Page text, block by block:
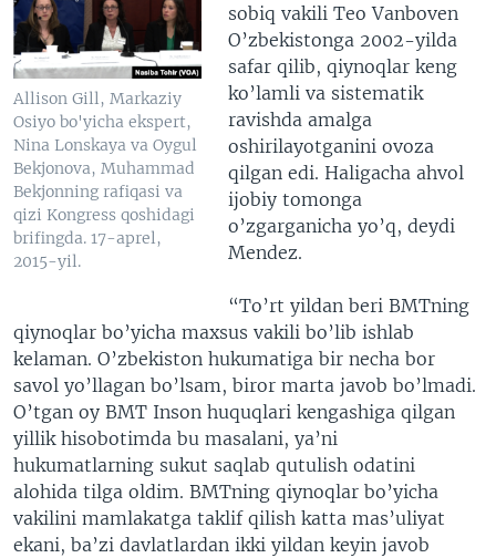
Allison Gill, Markaziy
Osiyo bo'yicha ekspert,
Nina Lonskaya va Oygul
Bekjonova, Muhammad
Bekjonning rafiqasi va
qizi Kongress qoshidagi
brifingda. 17-aprel,
2015-yil.
sobiq vakili Teo Vanboven
O’zbekistonga 2002-yilda
safar qilib, qiynoqlar keng
ko’lamli va sistematik
ravishda amalga
oshirilayotganini ovoza
qilgan edi. Haligacha ahvol
ijobiy tomonga
o’zgarganicha yo’q, deydi
Mendez.
“To’rt yildan beri BMTning
qiynoqlar bo’yicha maxsus vakili bo’lib ishlab
kelaman. O’zbekiston hukumatiga bir necha bor
savol yo’llagan bo’lsam, biror marta javob bo’lmadi.
O’tgan oy BMT Inson huquqlari kengashiga qilgan
yillik hisobotimda bu masalani, ya’ni
hukumatlarning sukut saqlab qutulish odatini
alohida tilga oldim. BMTning qiynoqlar bo’yicha
vakilini mamlakatga taklif qilish katta mas’uliyat
ekani, ba’zi davlatlardan ikki yildan keyin javob